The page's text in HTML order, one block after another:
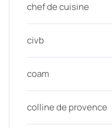
chef de cuisine
civb
coam
colline de provence